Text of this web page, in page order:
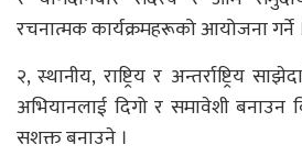
रचनात्मक कार्यक्रमहरूको आयोजना गर्ने
२, स्थानीय, राष्ट्रिय र अन्तर्राष्ट्रिय
अभियानलाई दिगो र समावेशी बनाउन
सशक्त बनाउने ।